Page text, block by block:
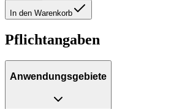
In den Warenkorb
Pflichtangaben
Anwendungsgebiete